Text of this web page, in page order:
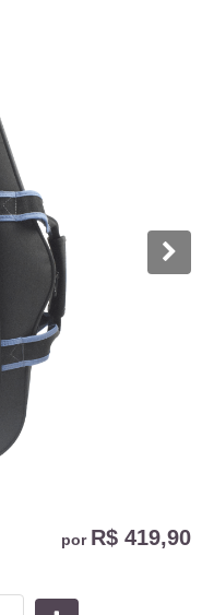
por R$ 419,90